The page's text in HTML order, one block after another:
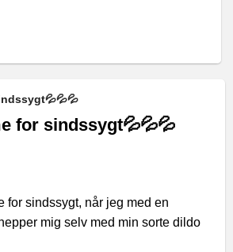
for sindssygt💦💦💦
for sindssygt, når jeg med en
mig selv med min sorte dildo